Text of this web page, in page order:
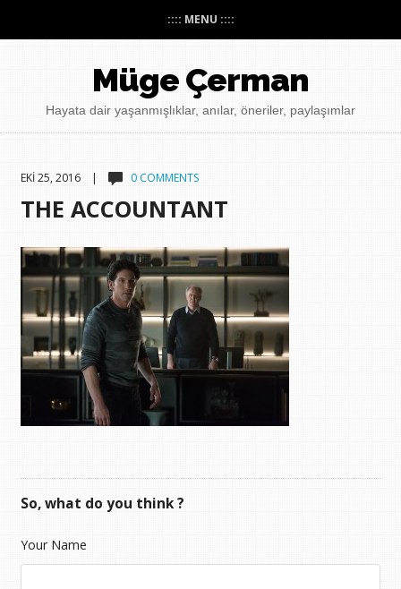
:::: MENU ::::
Müge Çerman
Hayata dair yaşanmışlıklar, anılar, öneriler, paylaşımlar
EKI 25, 2016 | 0 COMMENTS
THE ACCOUNTANT
So, what do you think ?
Your Name